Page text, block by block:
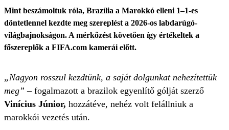
Mint beszámoltuk róla, Brazília a Marokkó elleni 1–1-es
döntetlennel kezdte meg szereplést a 2026-os labdarúgó-
világbajnokságon. A mérkőzést követően így értékeltek a
főszereplők a FIFA.com kamerái előtt.
„Nagyon rosszul kezdtünk, a saját dolgunkat nehezítettük
meg” – fogalmazott a brazilok egyenlítő gólját szerző
Vinícius Júnior, hozzátéve, nehéz volt felállniuk a
marokkói vezetés után.